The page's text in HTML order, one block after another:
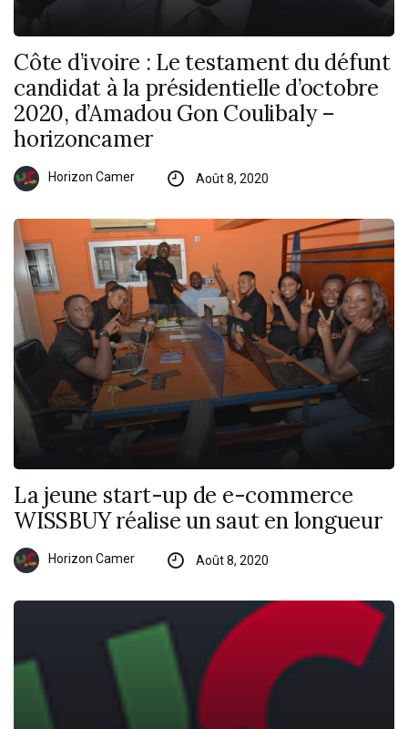
Côte d’ivoire : Le testament du défunt
candidat à la présidentielle d’octobre
2020, d’Amadou Gon Coulibaly –
horizoncamer
Horizon Camer Août 8, 2020
La jeune start-up de e-commerce
WISSBUY réalise un saut en longueur
Horizon Camer Août 8, 2020